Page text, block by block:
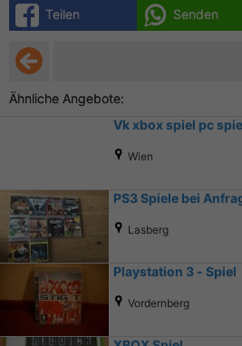
Teilen Senden
Ähnliche Angebote:
Vk xbox spiel pc
Wien
PS3 Spiele bei
Lasberg
Playstation 3 - Spiel
Vordernberg